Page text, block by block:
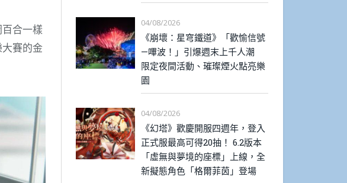
合一樣
賽的金
04/08/2026
《崩壞：星穹鐵道》「歡愉信號
—嗶波！」引爆週末上千人潮
限定夜間活動、璀璨煙火點亮樂
園
04/08/2026
《幻塔》歡慶開服四週年，登入
正式服最高可得20抽！ 6.2版本
「虛無與夢境的座標」上線，全
新擬態角色「格爾菲茵」登場